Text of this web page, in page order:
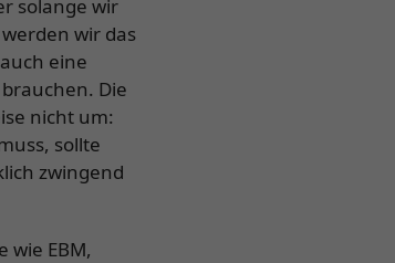
solange wir
wir das
eine
Die
nicht um:
sollte
zwingend
wie EBM,